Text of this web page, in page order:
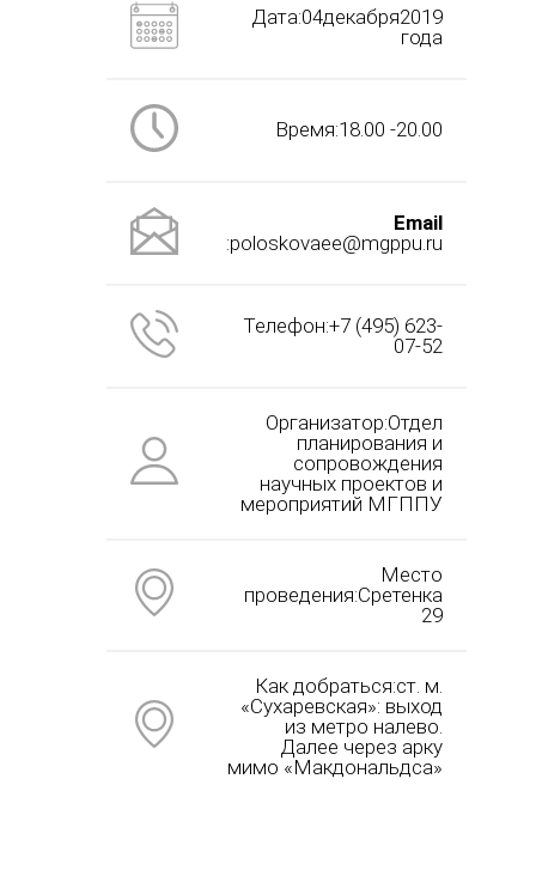
Дата:04декабря2019
года
Время:18.00 -20.00
Email
:poloskovaee@mgppu.ru
Телефон:+7 (495) 623-
07-52
Организатор:Отдел
планирования и
сопровождения
научных проектов и
мероприятий МГППУ
Место
проведения:Сретенка
29
Как добраться:ст. м.
«Сухаревская»: выход
из метро налево.
Далее через арку
мимо «Макдональдса»